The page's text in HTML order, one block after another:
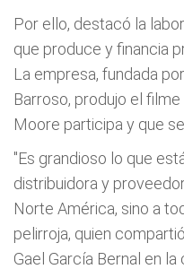
Por ello, destacó la
que produce y financia
La empresa, fundada
Barroso, produjo el
Moore participa y que
"Es grandioso lo que
distribuidora y
Norte América, sino a
pelirroja, quien
Gael García Bernal en